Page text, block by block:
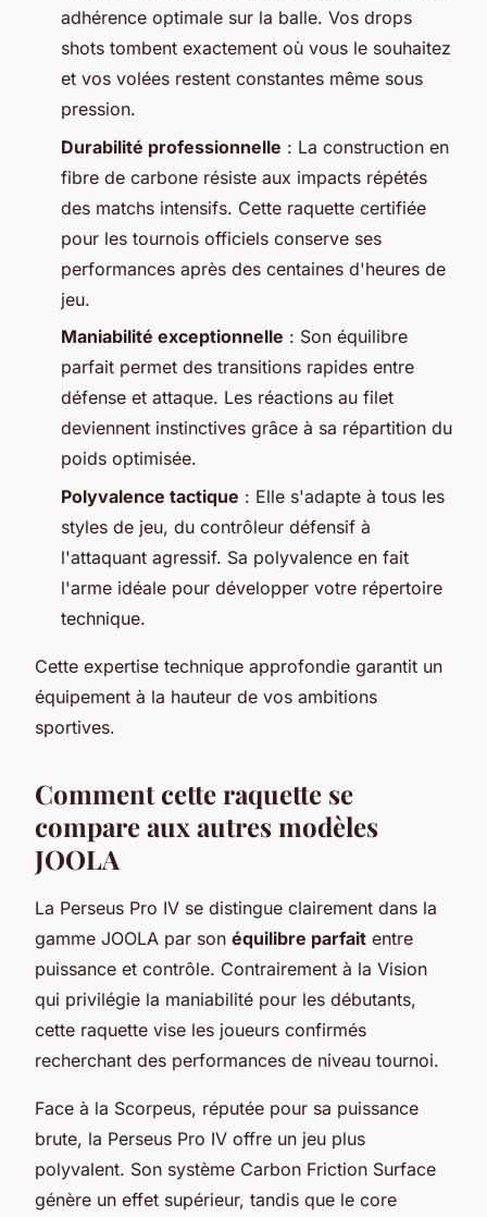
adhérence optimale sur la balle. Vos drops
shots tombent exactement où vous le souhaitez
et vos volées restent constantes même sous
pression.
Durabilité professionnelle : La construction en
fibre de carbone résiste aux impacts répétés
des matchs intensifs. Cette raquette certifiée
pour les tournois officiels conserve ses
performances après des centaines d'heures de
jeu.
Maniabilité exceptionnelle : Son équilibre
parfait permet des transitions rapides entre
défense et attaque. Les réactions au filet
deviennent instinctives grâce à sa répartition du
poids optimisée.
Polyvalence tactique : Elle s'adapte à tous les
styles de jeu, du contrôleur défensif à
l'attaquant agressif. Sa polyvalence en fait
l'arme idéale pour développer votre répertoire
technique.
Cette expertise technique approfondie garantit un
équipement à la hauteur de vos ambitions
sportives.
Comment cette raquette se
compare aux autres modèles
JOOLA
La Perseus Pro IV se distingue clairement dans la
gamme JOOLA par son équilibre parfait entre
puissance et contrôle. Contrairement à la Vision
qui privilégie la maniabilité pour les débutants,
cette raquette vise les joueurs confirmés
recherchant des performances de niveau tournoi.
Face à la Scorpeus, réputée pour sa puissance
brute, la Perseus Pro IV offre un jeu plus
polyvalent. Son système Carbon Friction Surface
génère un effet supérieur, tandis que le core